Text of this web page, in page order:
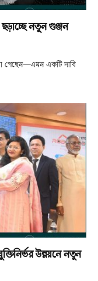
ছড়াচ্ছে নতুন গুঞ্জন
গেছেন—এমন একটি দাবি
উন্নয়নে নতুন